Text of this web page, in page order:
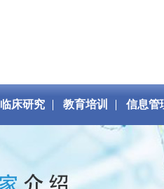
临床研究 教育培训 信息管